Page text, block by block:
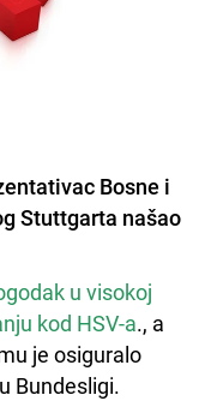
Bosne i
Stuttgarta našao
u visokoj
kod HSV-a., a
je osiguralo
Bundesligi.